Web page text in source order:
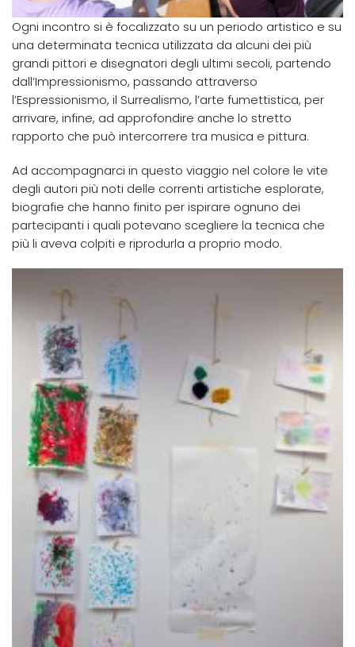
Ogni incontro si è focalizzato su un periodo artistico e su
una determinata tecnica utilizzata da alcuni dei più
grandi pittori e disegnatori degli ultimi secoli, partendo
dall’Impressionismo, passando attraverso
l’Espressionismo, il Surrealismo, l’arte fumettistica, per
arrivare, infine, ad approfondire anche lo stretto
rapporto che può intercorrere tra musica e pittura.
Ad accompagnarci in questo viaggio nel colore le vite
degli autori più noti delle correnti artistiche esplorate,
biografie che hanno finito per ispirare ognuno dei
partecipanti i quali potevano scegliere la tecnica che
più li aveva colpiti e riprodurla a proprio modo.